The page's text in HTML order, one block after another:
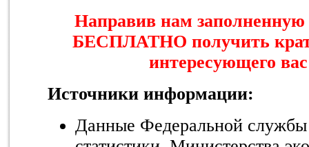
Направив нам
БЕСПЛАТНО получить
интересующего
Источники информации:
Данные Федеральной службы